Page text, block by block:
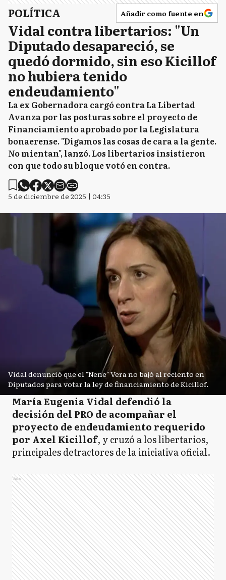
POLÍTICA Añadir como fuente en
Vidal contra libertarios: "Un
Diputado desapareció, se
quedó dormido, sin eso Kicillof
no hubiera tenido
endeudamiento"
La ex Gobernadora cargó contra La Libertad
Avanza por las posturas sobre el proyecto de
Financiamiento aprobado por la Legislatura
bonaerense. "Digamos las cosas de cara a la gente.
No mientan", lanzó. Los libertarios insistieron
con que todo su bloque votó en contra.
5 de diciembre de 2025 | 04:35
Vidal denunció que el "Nene" Vera no bajó al reciento en
Diputados para votar la ley de financiamiento de Kicillof.
María Eugenia Vidal defendió la
decisión del PRO de acompañar el
proyecto de endeudamiento requerido
por Axel Kicillof, y cruzó a los libertarios,
principales detractores de la iniciativa oficial.
Ads